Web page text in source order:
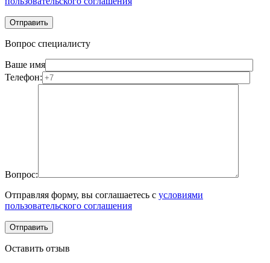
Вопрос специалисту
Ваше имя
Телефон:
Вопрос:
Отправляя форму, вы соглашаетесь с условиями
пользовательского соглашения
Оставить отзыв